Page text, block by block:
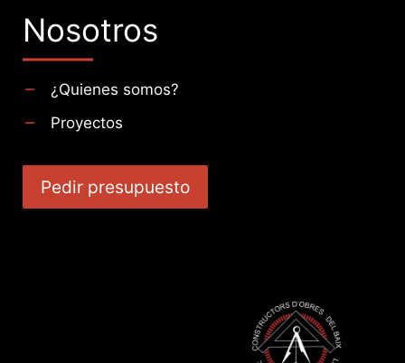
Nosotros
¿Quienes somos?
Proyectos
Pedir presupuesto